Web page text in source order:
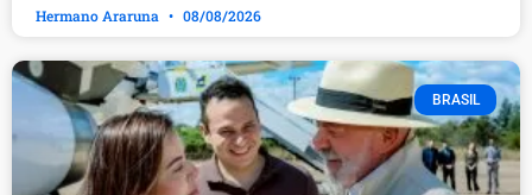
Hermano Araruna 08/08/2026
BRASIL